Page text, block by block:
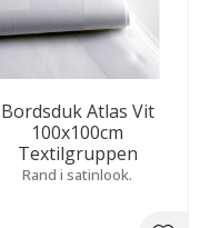
Bordsduk Atlas Vit
100x100cm
Textilgruppen
Rand i satinlook.